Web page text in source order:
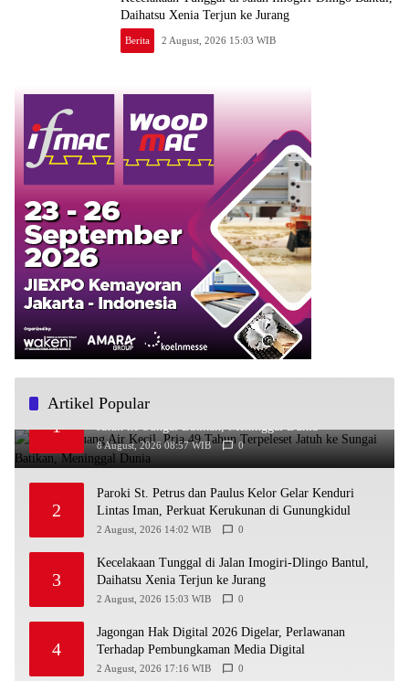
Daihatsu Xenia Terjun ke Jurang
Berita 2 August, 2026 15:03 WIB
Artikel Popular
1
Hendak Buang Air Kecil, Pria 49 Tahun Terpeleset
Jatuh ke Sungai Batikan, Meninggal Dunia
8 August, 2026 08:57 WIB 0
2
Paroki St. Petrus dan Paulus Kelor Gelar Kenduri
Lintas Iman, Perkuat Kerukunan di Gunungkidul
2 August, 2026 14:02 WIB 0
3
Kecelakaan Tunggal di Jalan Imogiri-Dlingo Bantul,
Daihatsu Xenia Terjun ke Jurang
2 August, 2026 15:03 WIB 0
4
Jagongan Hak Digital 2026 Digelar, Perlawanan
Terhadap Pembungkaman Media Digital
2 August, 2026 17:16 WIB 0